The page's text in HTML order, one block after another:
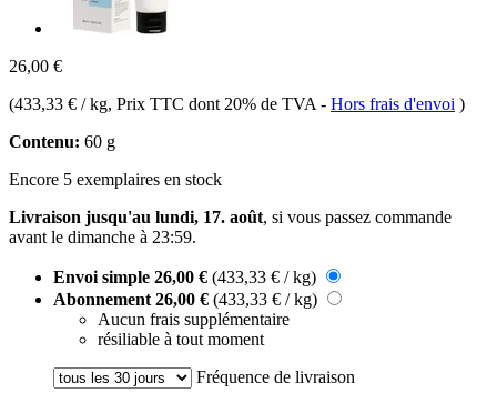
26,00 €
(433,33 € / kg, Prix TTC dont 20% de TVA - Hors frais d'envoi )
Contenu: 60 g
Encore 5 exemplaires en stock
Livraison jusqu'au lundi, 17. août, si vous passez commande
avant le dimanche à 23:59.
Envoi simple 26,00 € (433,33 € / kg)
Abonnement 26,00 € (433,33 € / kg)
Aucun frais supplémentaire
résiliable à tout moment
Fréquence de livraison